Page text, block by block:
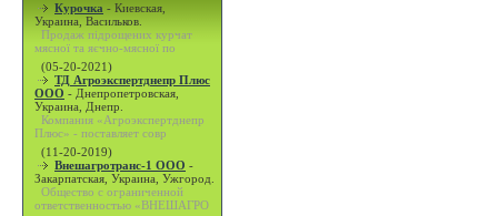
Курочка - Киевская,
Украина, Васильков.
Продаж підрощених курчат
мясної та яєчно-мясної по
(05-20-2021)
ТД Агроэкспертднепр Плюс
ООО - Днепропетровская,
Украина, Днепр.
Компания «Агроэкспертднепр
Плюс» - поставляет совр
(11-20-2019)
Внешагротранс-1 ООО -
Закарпатская, Украина, Ужгород.
Общество с ограниченной
ответственностью «ВНЕШАГРО